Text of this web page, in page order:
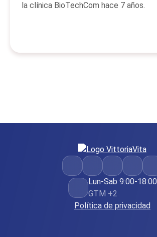
la clínica BioTechCom hace 7 años.
Lun-Sab 9:00-18:00
GTM +2
Política de privacidad